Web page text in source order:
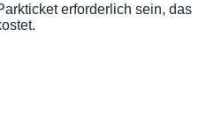
erforderlich sein, das